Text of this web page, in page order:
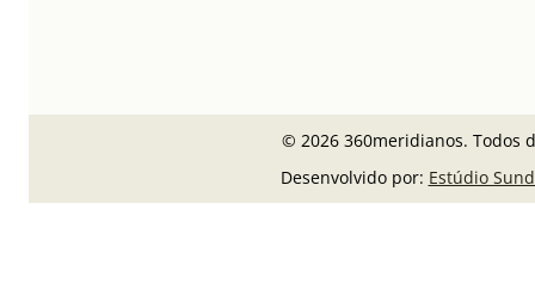
© 2026 360meridianos. Todos
Desenvolvido por: Estúdio